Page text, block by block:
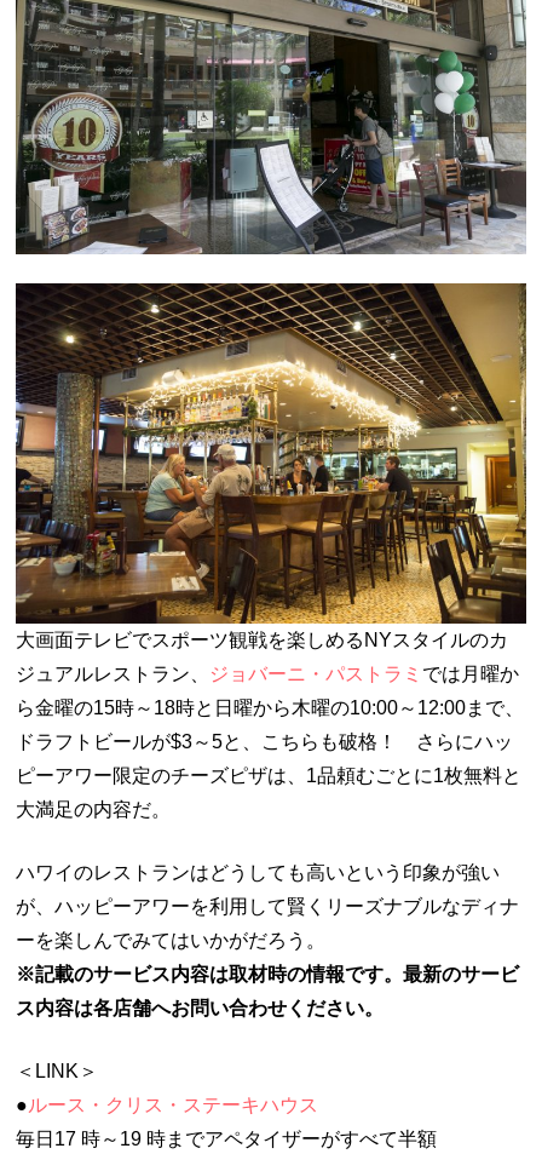
大画面テレビでスポーツ観戦を楽しめるNYスタイルのカ
ジュアルレストラン、 ジョバーニ・パストラミ では月曜か
ら金曜の15時～18時と日曜から木曜の10:00～12:00まで、
ドラフトビールが$3～5と、こちらも破格！ さらにハッ
ピーアワー限定のチーズピザは、1品頼むごとに1枚無料と
大満足の内容だ。
ハワイのレストランはどうしても高いという印象が強い
が、ハッピーアワーを利用して賢くリーズナブルなディナ
ーを楽しんでみてはいかがだろう。
※記載のサービス内容は取材時の情報です。最新のサービ
ス内容は各店舗へお問い合わせください。
＜LINK＞
●ルース・クリス・ステーキハウス
毎日17 時～19 時までアペタイザーがすべて半額